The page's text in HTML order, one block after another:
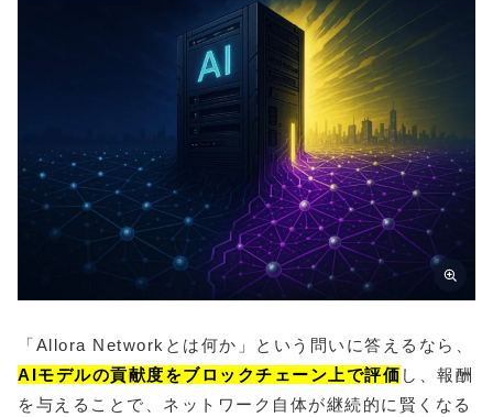
「Allora Networkとは何か」という問いに答えるなら、
AIモデルの貢献度をブロックチェーン上で評価 し、報酬
を与えることで、ネットワーク自体が継続的に賢くなる